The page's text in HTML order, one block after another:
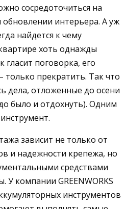
сосредоточиться на
интерьера. А уж
найдется к чему
хоть однажды
гласит поговорка, его
прекратить. Так что
дела, отложенные до осени
было и отдохнуть). Одним
зависит не только от
и надежности крепежа, но
средствами
У компании GREENWORKS
инструментов